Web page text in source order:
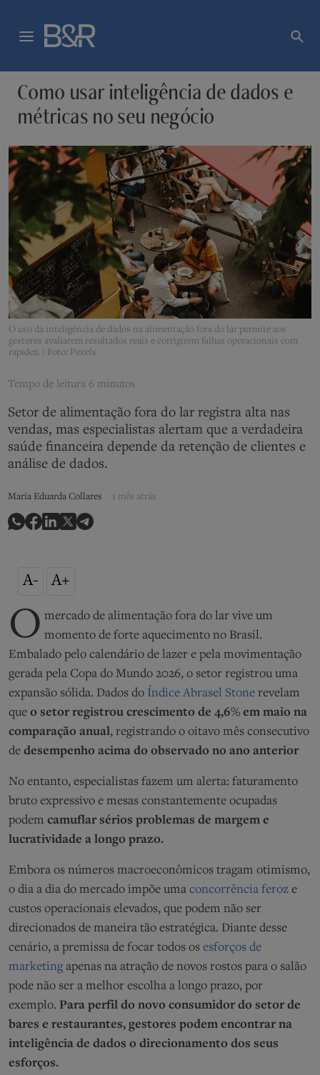
Como usar inteligência de dados e
métricas no seu negócio
O uso da inteligência de dados na alimentação fora do lar permite aos
gestores avaliarem resultados reais e corrigirem falhas operacionais com
rapidez. | Foto: Pexels
Tempo de leitura 6 minutos
Setor de alimentação fora do lar registra alta nas
vendas, mas especialistas alertam que a verdadeira
saúde financeira depende da retenção de clientes e
análise de dados.
Maria Eduarda Collares 1 mês atrás
A- A+
O mercado de alimentação fora do lar vive um
momento de forte aquecimento no Brasil.
Embalado pelo calendário de lazer e pela movimentação
gerada pela Copa do Mundo 2026, o setor registrou uma
expansão sólida. Dados do Índice Abrasel Stone revelam
que o setor registrou crescimento de 4,6% em maio na
comparação anual, registrando o oitavo mês consecutivo
de desempenho acima do observado no ano anterior
No entanto, especialistas fazem um alerta: faturamento
bruto expressivo e mesas constantemente ocupadas
podem camuflar sérios problemas de margem e
lucratividade a longo prazo.
Embora os números macroeconômicos tragam otimismo,
o dia a dia do mercado impõe uma concorrência feroz e
custos operacionais elevados, que podem não ser
direcionados de maneira tão estratégica. Diante desse
cenário, a premissa de focar todos os esforços de
marketingapenas na atração de novos rostos para o salão
pode não ser a melhor escolha a longo prazo, por
exemplo. Para perfil do novo consumidor do setor de
bares e restaurantes, gestores podem encontrar na
inteligência de dados o direcionamento dos seus
esforços.